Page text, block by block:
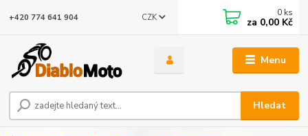
Menu
CZK
Hledat
+420 774 641 904 0 ks
za 0,00 Kč